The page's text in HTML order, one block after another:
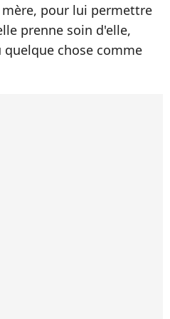
pour lui permettre
prenne soin d'elle,
chose comme